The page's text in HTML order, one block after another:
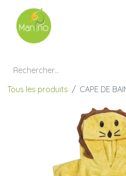
Tous les produits CAPE DE